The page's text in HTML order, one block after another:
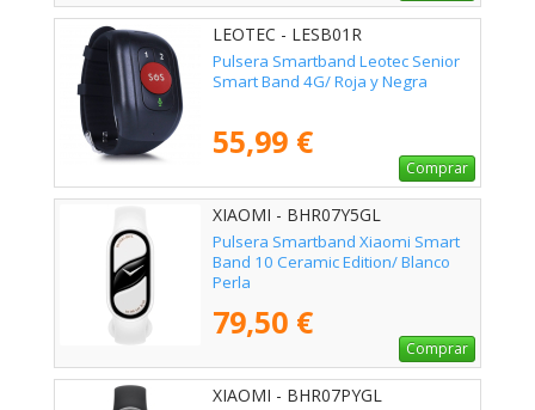
LEOTEC - LESB01R
Pulsera Smartband Leotec Senior
Smart Band 4G/ Roja y Negra
55,99 €
Comprar
XIAOMI - BHR07Y5GL
Pulsera Smartband Xiaomi Smart
Band 10 Ceramic Edition/ Blanco
Perla
79,50 €
Comprar
XIAOMI - BHR07PYGL